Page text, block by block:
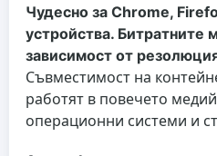
Чудесно за Chrome,
устройства. Битратните
зависимост от
Съвместимост на
работят в повечето
операционни системи и